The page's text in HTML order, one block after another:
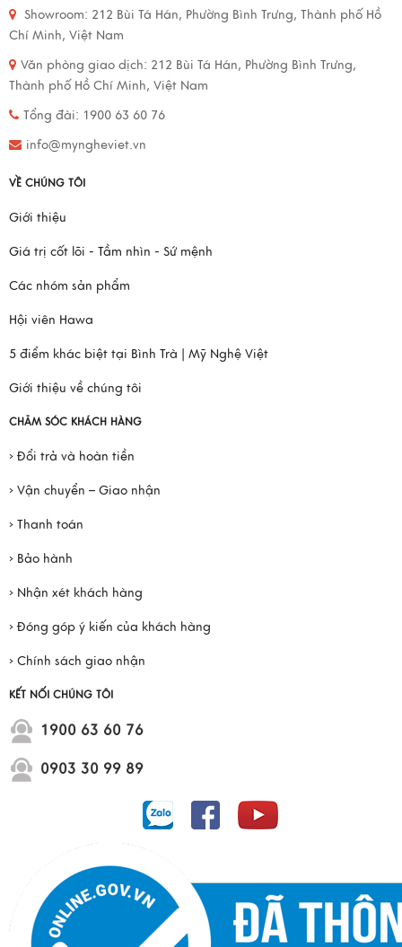
Showroom: 212 Bùi Tá Hán, Phường Bình Trưng, Thành phố Hồ
Chí Minh, Việt Nam
Văn phòng giao dịch: 212 Bùi Tá Hán, Phường Bình Trưng,
Thành phố Hồ Chí Minh, Việt Nam
Tổng đài: 1900 63 60 76
info@myngheviet.vn
VỀ CHÚNG TÔI
Giới thiệu
Giá trị cốt lõi - Tầm nhìn - Sứ mệnh
Các nhóm sản phẩm
Hội viên Hawa
5 điểm khác biệt tại Bình Trà | Mỹ Nghệ Việt
Giới thiệu về chúng tôi
CHĂM SÓC KHÁCH HÀNG
› Đổi trả và hoàn tiền
› Vận chuyển – Giao nhận
› Thanh toán
› Bảo hành
› Nhận xét khách hàng
› Đóng góp ý kiến của khách hàng
› Chính sách giao nhận
KẾT NỐI CHÚNG TÔI
1900 63 60 76
0903 30 99 89